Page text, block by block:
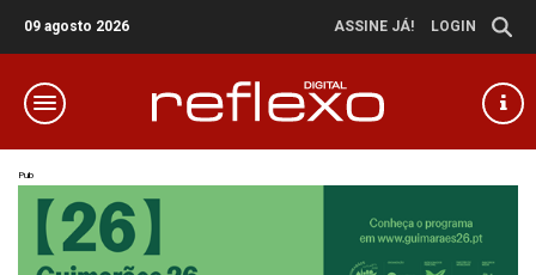
09 agosto 2026 ASSINE JÁ! LOGIN
Pub